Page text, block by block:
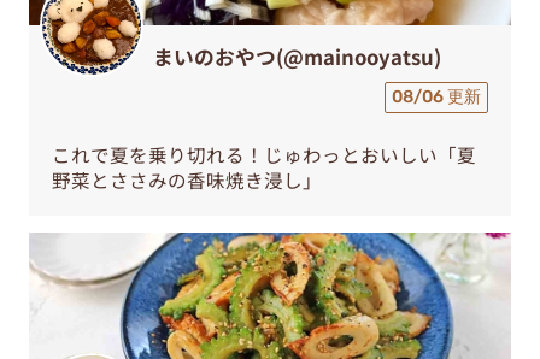
まいのおやつ(@mainooyatsu)
08/06 更新
これで夏を乗り切れる！じゅわっとおいしい「夏
野菜とささみの香味焼き浸し」